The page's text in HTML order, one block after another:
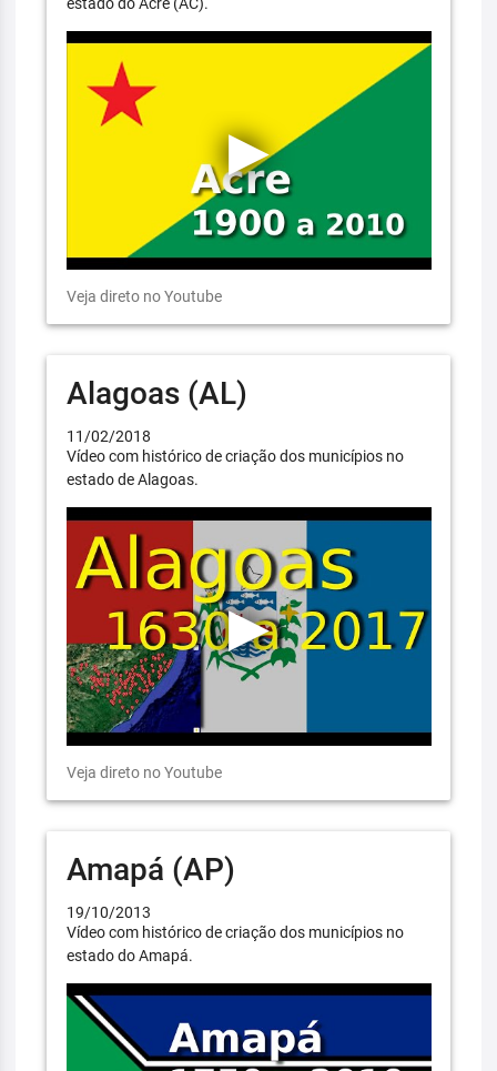
Veja direto no Youtube
Alagoas (AL)
11/02/2018
Vídeo com histórico de criação dos municípios no
estado de Alagoas.
Veja direto no Youtube
Amapá (AP)
19/10/2013
Vídeo com histórico de criação dos municípios no
estado do Amapá.